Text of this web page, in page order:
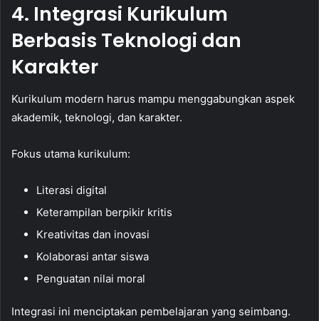
4. Integrasi Kurikulum
Berbasis Teknologi dan
Karakter
Kurikulum modern harus mampu menggabungkan aspek
akademik, teknologi, dan karakter.
Fokus utama kurikulum:
Literasi digital
Keterampilan berpikir kritis
Kreativitas dan inovasi
Kolaborasi antar siswa
Penguatan nilai moral
Integrasi ini menciptakan pembelajaran yang seimbang.